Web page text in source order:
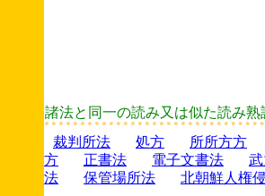
諸法と同一の読み又は似た読み熟
裁判所法
処方 所所方方
方
正書法 電子文書法
法
保管場所法
北朝鮮人権